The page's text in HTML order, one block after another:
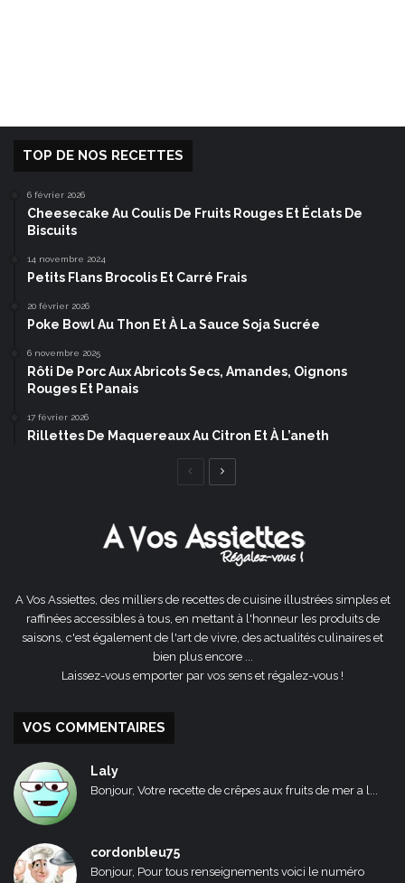
TOP DE NOS RECETTES
6 février 2026
Cheesecake Au Coulis De Fruits Rouges Et Éclats De
Biscuits
14 novembre 2024
Petits Flans Brocolis Et Carré Frais
20 février 2026
Poke Bowl Au Thon Et À La Sauce Soja Sucrée
6 novembre 2025
Rôti De Porc Aux Abricots Secs, Amandes, Oignons
Rouges Et Panais
17 février 2026
Rillettes De Maquereaux Au Citron Et À L’aneth
Page
A Vos Assiettes, des milliers de recettes de cuisine illustrées simples et
raffinées accessibles à tous, en mettant à l'honneur les produits de
saisons, c'est également de l'art de vivre, des actualités culinaires et
bien plus encore ...
Laissez-vous emporter par vos sens et régalez-vous !
VOS COMMENTAIRES
Laly
Bonjour, Votre recette de crêpes aux fruits de mer a l...
cordonbleu75
Bonjour, Pour tous renseignements voici le numéro